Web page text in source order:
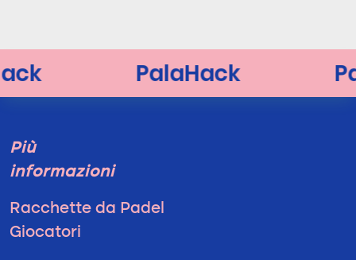
Più
informazioni
Racchette da Padel
Giocatori